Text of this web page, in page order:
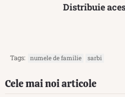
Distribuie
Tags: numele de familie sarbi
Cele mai noi articole